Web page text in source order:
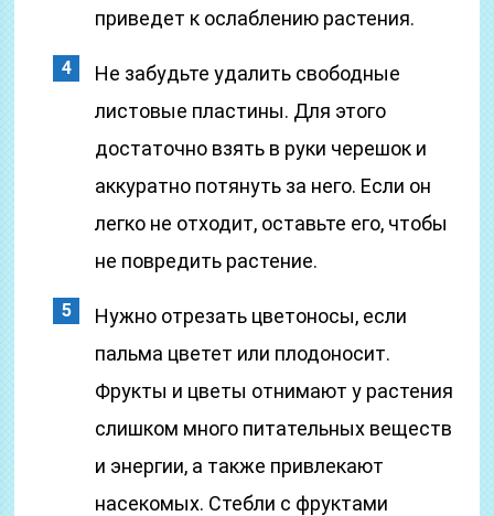
приведет к ослаблению растения.
Не забудьте удалить свободные
листовые пластины. Для этого
достаточно взять в руки черешок и
аккуратно потянуть за него. Если он
легко не отходит, оставьте его, чтобы
не повредить растение.
Нужно отрезать цветоносы, если
пальма цветет или плодоносит.
Фрукты и цветы отнимают у растения
слишком много питательных веществ
и энергии, а также привлекают
насекомых. Стебли с фруктами